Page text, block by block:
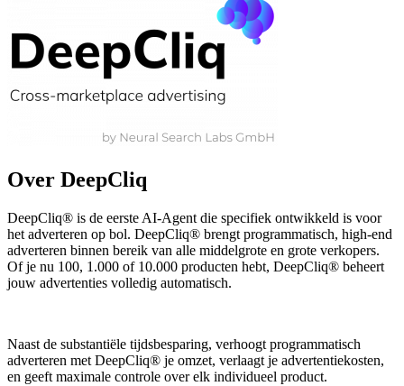
Over DeepCliq
DeepCliq® is de eerste AI-Agent die specifiek ontwikkeld is voor
het adverteren op bol. DeepCliq® brengt programmatisch, high-end
adverteren binnen bereik van alle middelgrote en grote verkopers.
Of je nu 100, 1.000 of 10.000 producten hebt, DeepCliq® beheert
jouw advertenties volledig automatisch.
Naast de substantiële tijdsbesparing, verhoogt programmatisch
adverteren met DeepCliq® je omzet, verlaagt je advertentiekosten,
en geeft maximale controle over elk individueel product.